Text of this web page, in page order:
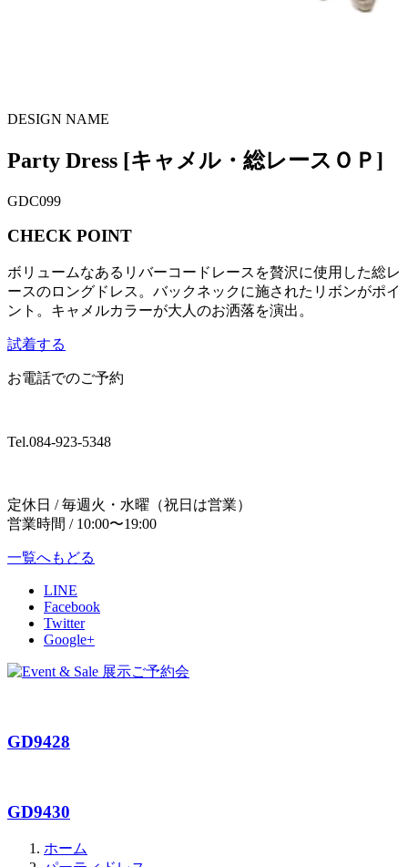
DESIGN NAME
Party Dress [キャメル・総レースＯＰ]
GDC099
CHECK POINT
ボリュームなあるリバーコードレースを贅沢に使用した総レ
ースのロングドレス。バックネックに施されたリボンがポイ
ント。キャメルカラーが大人のお洒落を演出。
試着する
お電話でのご予約
Tel.084-923-5348
定休日 / 毎週火・水曜（祝日は営業）
営業時間 / 10:00〜19:00
一覧へもどる
LINE
Facebook
Twitter
Google+
GD9428
GD9430
ホーム